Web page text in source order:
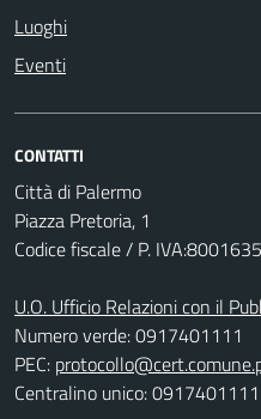
Luoghi
Eventi
CONTATTI
Città di Palermo
Piazza Pretoria, 1
Codice fiscale / P.
U.O. Ufficio Relazioni con il
Numero verde: 0917401111
PEC:
Centralino unico: 0917401111